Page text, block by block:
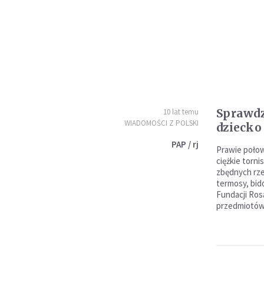
10 lat temu
WIADOMOŚCI Z POLSKI
PAP / rj
Prawie
ciężkie
zbędnych
termosy,
Fundacji